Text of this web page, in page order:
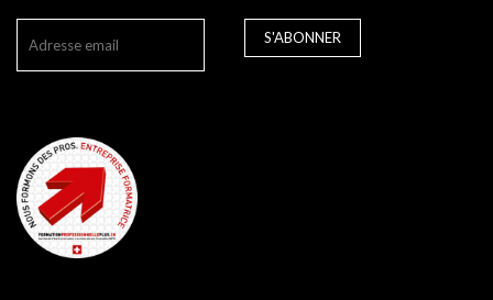
S'ABONNER